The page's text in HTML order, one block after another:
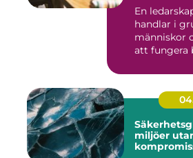
En
handlar i
människor
att fungera
Säkerhetsglas
miljöer